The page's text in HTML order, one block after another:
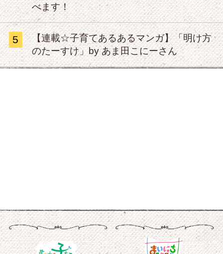
べます！
5
【連載☆子育てあるあるマンガ】「明け方
のたーすけ」by あま田こにーさん